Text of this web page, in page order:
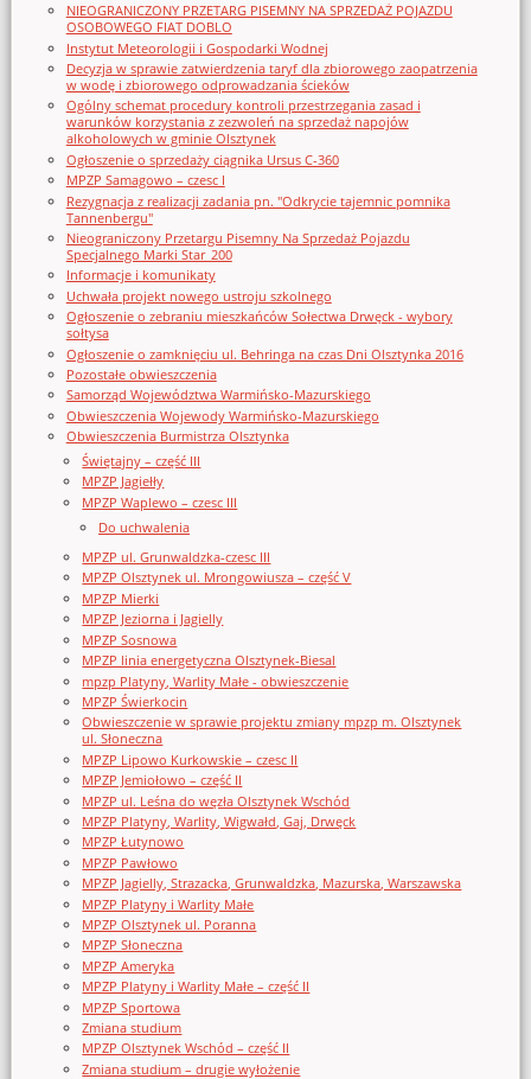
NIEOGRANICZONY PRZETARG PISEMNY NA SPRZEDAŻ POJAZDU
OSOBOWEGO FIAT DOBLO
Instytut Meteorologii i Gospodarki Wodnej
Decyzja w sprawie zatwierdzenia taryf dla zbiorowego zaopatrzenia
w wodę i zbiorowego odprowadzania ścieków
Ogólny schemat procedury kontroli przestrzegania zasad i
warunków korzystania z zezwoleń na sprzedaż napojów
alkoholowych w gminie Olsztynek
Ogłoszenie o sprzedaży ciągnika Ursus C-360
MPZP Samagowo – czesc I
Rezygnacja z realizacji zadania pn. "Odkrycie tajemnic pomnika
Tannenbergu"
Nieograniczony Przetargu Pisemny Na Sprzedaż Pojazdu
Specjalnego Marki Star_200
Informacje i komunikaty
Uchwała projekt nowego ustroju szkolnego
Ogłoszenie o zebraniu mieszkańców Sołectwa Drwęck - wybory
sołtysa
Ogłoszenie o zamknięciu ul. Behringa na czas Dni Olsztynka 2016
Pozostałe obwieszczenia
Samorząd Województwa Warmińsko-Mazurskiego
Obwieszczenia Wojewody Warmińsko-Mazurskiego
Obwieszczenia Burmistrza Olsztynka
Świętajny – część III
MPZP Jagiełły
MPZP Waplewo – czesc III
Do uchwalenia
MPZP ul. Grunwaldzka-czesc III
MPZP Olsztynek ul. Mrongowiusza – część V
MPZP Mierki
MPZP Jeziorna i Jagielly
MPZP Sosnowa
MPZP linia energetyczna Olsztynek-Biesal
mpzp Platyny, Warlity Małe - obwieszczenie
MPZP Świerkocin
Obwieszczenie w sprawie projektu zmiany mpzp m. Olsztynek
ul. Słoneczna
MPZP Lipowo Kurkowskie – czesc II
MPZP Jemiołowo – część II
MPZP ul. Leśna do węzła Olsztynek Wschód
MPZP Platyny, Warlity, Wigwałd, Gaj, Drwęck
MPZP Łutynowo
MPZP Pawłowo
MPZP Jagielly, Strazacka, Grunwaldzka, Mazurska, Warszawska
MPZP Platyny i Warlity Małe
MPZP Olsztynek ul. Poranna
MPZP Słoneczna
MPZP Ameryka
MPZP Platyny i Warlity Małe – część II
MPZP Sportowa
Zmiana studium
MPZP Olsztynek Wschód – część II
Zmiana studium – drugie wyłożenie